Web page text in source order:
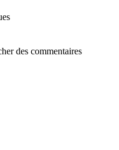
des commentaires